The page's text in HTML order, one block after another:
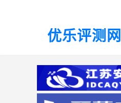
优乐评测网